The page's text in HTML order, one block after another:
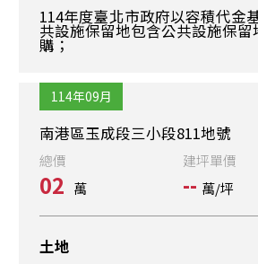
114年度臺北市政府以容積代金
共設施保留地包含公共設施保
購；
114年09月
南港區玉成段三小段811地號
總價
02 萬
建坪單價
-- 萬/坪
土地